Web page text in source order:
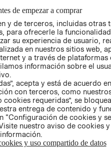
AVISO DE
COOKIES
LIBRO DE
de empezar a comprar
y de terceros, incluidas otras
para ofrecerle la
su experiencia de usuario,
en nuestros sitios web,
y a través de plataformas
información sobre el
acepta y está de acuerdo
con terceros, como
requeridas”, se
entrega de contenido y
“Configuración de cookies y
nuestro aviso de cookies
y uso compartido de datos